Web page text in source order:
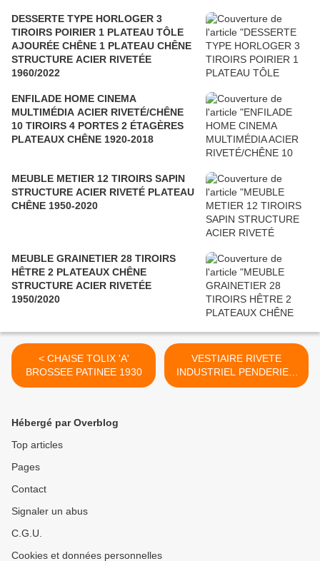
DESSERTE TYPE HORLOGER 3
TIROIRS POIRIER 1 PLATEAU TÔLE
AJOURÉE CHÊNE 1 PLATEAU CHÊNE
STRUCTURE ACIER RIVETÉE
1960/2022
ENFILADE HOME CINEMA
MULTIMÉDIA ACIER RIVETÉ/CHÊNE
10 TIROIRS 4 PORTES 2 ÉTAGÈRES
PLATEAUX CHÊNE 1920-2018
MEUBLE METIER 12 TIROIRS SAPIN
STRUCTURE ACIER RIVETÉ PLATEAU
CHÊNE 1950-2020
MEUBLE GRAINETIER 28 TIROIRS
HÊTRE 2 PLATEAUX CHÊNE
STRUCTURE ACIER RIVETÉE
1950/2020
< CHAISE TOLIX 'A'
BROSSEE PATINEE 1930
VESTIAIRE RIVETE
INDUSTRIEL PENDERIE 3
PORTES 3 TONS 1930 >
Hébergé par Overblog
Top articles
Pages
Contact
Signaler un abus
C.G.U.
Cookies et données personnelles